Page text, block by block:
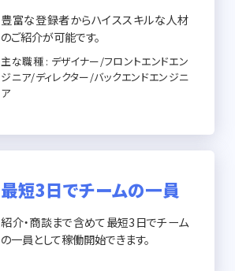
豊富な登録者からハイススキルな人材
のご紹介が可能です。
主な職種 : デザイナー/フロントエンドエン
ジニア/ディレクター/バックエンドエンジニ
ア
最短3日でチームの一員
紹介・商談まで含めて最短3日でチーム
の一員として稼働開始できます。